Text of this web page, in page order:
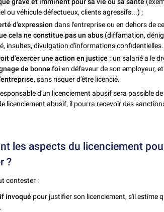
ou véhicule défectueux, clients agressifs...) ;
d'expression dans l'entreprise ou en dehors de
cela ne constitue pas un abus (diffamation,
insultes, divulgation d'informations
d'exercer une action en justice : un salarié a le
de bonne foi en défaveur de son employeur,
, sans risquer d'être licencié.
d'un licenciement abusif sera passible
licenciement abusif, il pourra recevoir des
les aspects du licenciement
?
contester :
invoqué pour justifier son licenciement, s'il estime